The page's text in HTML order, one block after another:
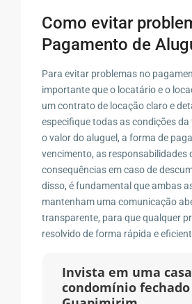
Como evitar
Pagamento de
Para evitar problemas no
importante que o locatário e o
um contrato de locação claro e
especifique todas as condições
o valor do aluguel, a forma de
vencimento, as responsabilidades
consequências em caso de
disso, é fundamental que ambas
mantenham uma comunicação
transparente, para que qualquer
resolvido de forma rápida e
Invista em uma
condomínio